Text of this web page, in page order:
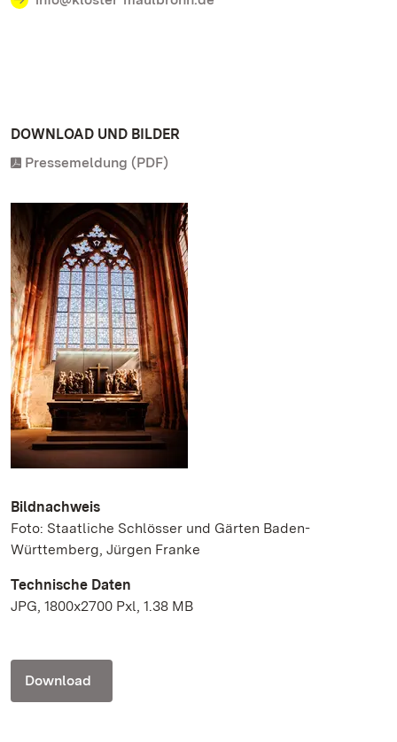
DOWNLOAD UND BILDER
Pressemeldung (PDF)
Bildnachweis
Foto: Staatliche Schlösser und Gärten Baden-
Württemberg, Jürgen Franke
Technische Daten
JPG, 1800x2700 Pxl, 1.38 MB
Download